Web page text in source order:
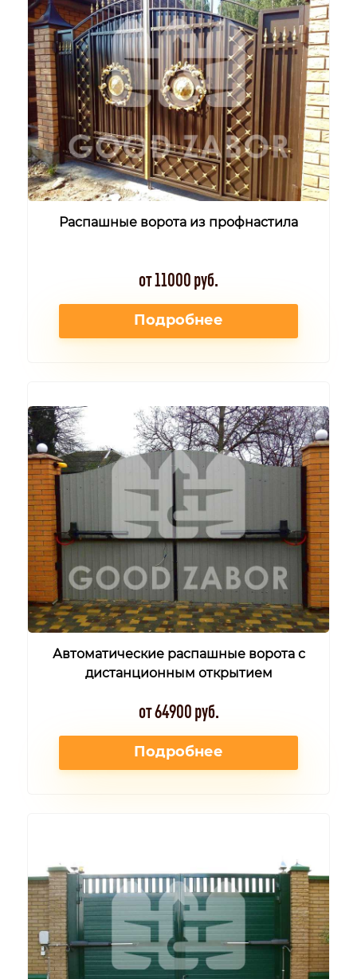
Распашные ворота из профнастила
от 11000 руб.
Подробнее
Автоматические распашные ворота с
дистанционным открытием
от 64900 руб.
Подробнее